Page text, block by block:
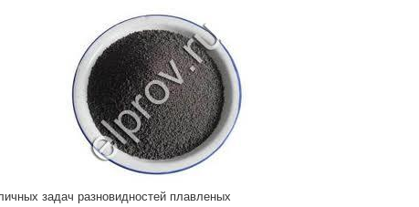
задач разновидностей плавленых